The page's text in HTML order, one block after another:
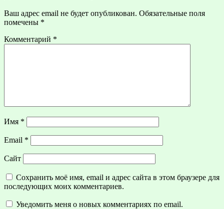
Ваш адрес email не будет опубликован. Обязательные поля
помечены *
Комментарий *
Имя *
Email *
Сайт
Сохранить моё имя, email и адрес сайта в этом браузере для
последующих моих комментариев.
Уведомить меня о новых комментариях по email.